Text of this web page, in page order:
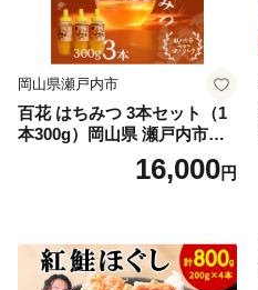
岡山県瀬戸内市
百花 はちみつ 3本セット（1
本300g）岡山県 瀬戸内市産
石黒農園 ヨーグルト パン 砂
糖の代わり 香り高い いい香
16,000円